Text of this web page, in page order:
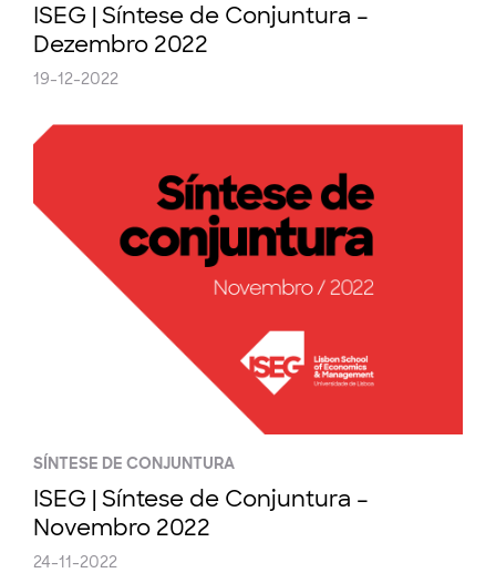
ISEG | Síntese de Conjuntura –
Dezembro 2022
19-12-2022
SÍNTESE DE CONJUNTURA
ISEG | Síntese de Conjuntura –
Novembro 2022
24-11-2022